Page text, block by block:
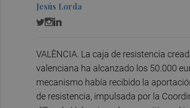
Jesús Lorda
VALÈNCIA. La caja de resistencia
valenciana ha alcanzado los 50.000
mecanismo había recibido la
de resistencia, impulsada por la